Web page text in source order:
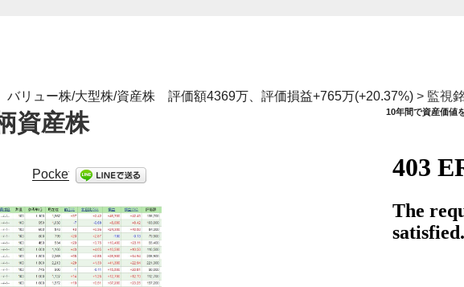
リュー株/大型株/資産株 評価額4369万、評価損益+765万(+20.37%) > 監視
資産株
Pocket
10年間で資産価値